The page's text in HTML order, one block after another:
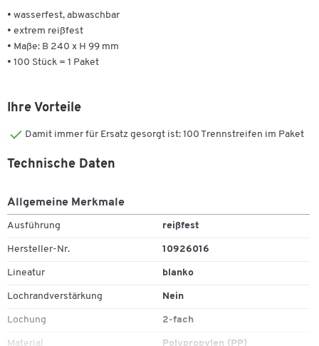
• wasserfest, abwaschbar
• extrem reißfest
• Maße: B 240 x H 99 mm
• 100 Stück = 1 Paket
Ihre Vorteile
Damit immer für Ersatz gesorgt ist: 100 Trennstreifen im Paket
Technische Daten
Allgemeine Merkmale
Ausführung reißfest
Hersteller-Nr. 10926016
Lineatur blanko
Lochrandverstärkung Nein
Lochung 2-fach
Material Polypropylen (PP)